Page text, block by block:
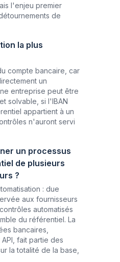
l'enjeu premier
de
la plus
compte bancaire, car
un
entreprise peut être
solvable, si l'IBAN
appartient à un
n'auront servi
un processus
de plusieurs
?
: due
aux fournisseurs
automatisés
du référentiel. La
bancaires,
fait partie des
la totalité de la base,